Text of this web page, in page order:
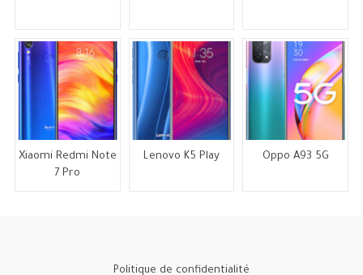
Xiaomi Redmi Note
7 Pro
Lenovo K5 Play Oppo A93 5G
Politique de confidentialité